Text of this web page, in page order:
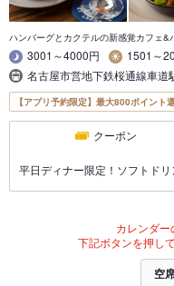
ハンバーグとカクテルの新感覚カフェ&
3001～4000円
1501～
名古屋市営地下鉄桜通線車道
【アプリ予約限定】最大800ポイント
クーポン
平日ディナー限定！ソフトド
カレンダー
下記ボタンを押し
空